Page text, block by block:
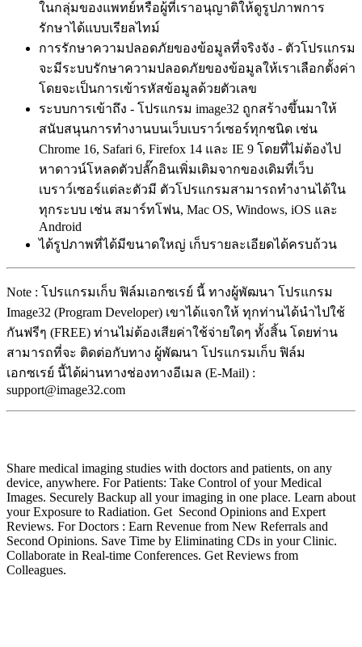
ในกลุ่มของแพทย์หรือผู้ที่เราอนุญาติให้ดูรูปภาพการ
รักษาได้แบบเรียลไทม์
การรักษาความปลอดภัยของข้อมูลที่จริงจัง - ตัวโปรแกรม
จะมีระบบรักษาความปลอดภัยของข้อมูลให้เราเลือกตั้งค่า
โดยจะเป็นการเข้ารหัสข้อมูลด้วยตัวเลข
ระบบการเข้าถึง - โปรแกรม image32 ถูกสร้างขึ้นมาให้
สนับสนุนการทำงานบนเว็บเบราว์เซอร์ทุกชนิด เช่น
Chrome 16, Safari 6, Firefox 14 และ IE 9 โดยที่ไม่ต้องไป
หาดาวน์โหลดตัวปลั๊กอินเพิ่มเติมจากของเดิมที่เว็บ
เบราว์เซอร์แต่ละตัวมี ตัวโปรแกรมสามารถทำงานได้ใน
ทุกระบบ เช่น สมาร์ทโฟน, Mac OS, Windows, iOS และ
Android
ได้รูปภาพที่ได้มีขนาดใหญ่ เก็บรายละเอียดได้ครบถ้วน
Note : โปรแกรมเก็บ ฟิล์มเอกซเรย์ นี้ ทางผู้พัฒนา โปรแกรม
Image32 (Program Developer) เขาได้แจกให้ ทุกท่านได้นำไปใช้
กันฟรีๆ (FREE) ท่านไม่ต้องเสียค่าใช้จ่ายใดๆ ทั้งสิ้น โดยท่าน
สามารถที่จะ ติดต่อกับทาง ผู้พัฒนา โปรแกรมเก็บ ฟิล์ม
เอกซเรย์ นี้ได้ผ่านทางช่องทางอีเมล (E-Mail) :
support@image32.com
Share medical imaging studies with doctors and patients, on any
device, anywhere. For Patients: Take Control of your Medical
Images. Securely Backup all your imaging in one place. Learn about
your Exposure to Radiation. Get Second Opinions and Expert
Reviews. For Doctors : Earn Revenue from New Referrals and
Second Opinions. Save Time by Eliminating CDs in your Clinic.
Collaborate in Real-time Conferences. Get Reviews from
Colleagues.